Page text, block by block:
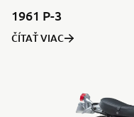
1961 P-3
ČÍTAŤ VIAC